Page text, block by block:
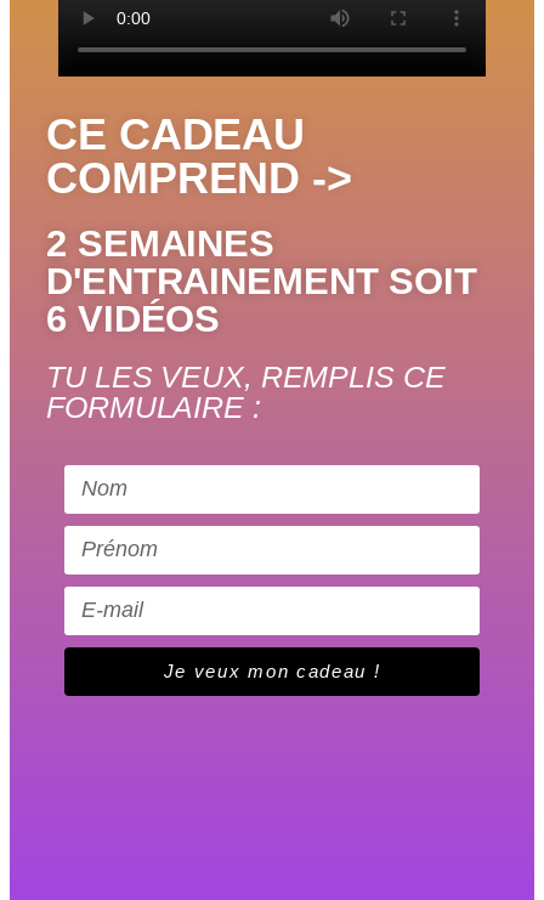
CE CADEAU
COMPREND ->
2 SEMAINES
D'ENTRAINEMENT SOIT
6 VIDÉOS
TU LES VEUX, REMPLIS CE
FORMULAIRE :
Je veux mon cadeau !